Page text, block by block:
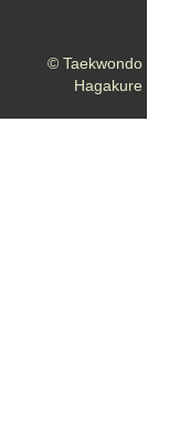
© Taekwondo
Hagakure